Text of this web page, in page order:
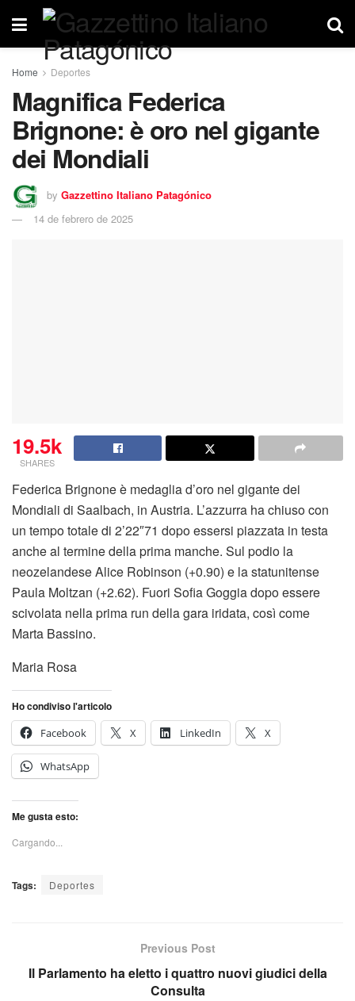
Home Deportes
Magnifica Federica
Brignone: è oro nel gigante
dei Mondiali
by Gazzettino Italiano Patagónico
14 de febrero de 2025
19.5k
SHARES
Federica Brignone è medaglia d’oro nel gigante dei
Mondiali di Saalbach, in Austria. L’azzurra ha chiuso con
un tempo totale di 2’22″71 dopo essersi piazzata in testa
anche al termine della prima manche. Sul podio la
neozelandese Alice Robinson (+0.90) e la statunitense
Paula Moltzan (+2.62). Fuori Sofia Goggia dopo essere
scivolata nella prima run della gara iridata, così come
Marta Bassino.
Maria Rosa
Ho condiviso l'articolo
Facebook
X LinkedIn X
WhatsApp
Me gusta esto:
Cargando...
Tags: Deportes
Previous Post
Il Parlamento ha eletto i quattro nuovi giudici della
Consulta